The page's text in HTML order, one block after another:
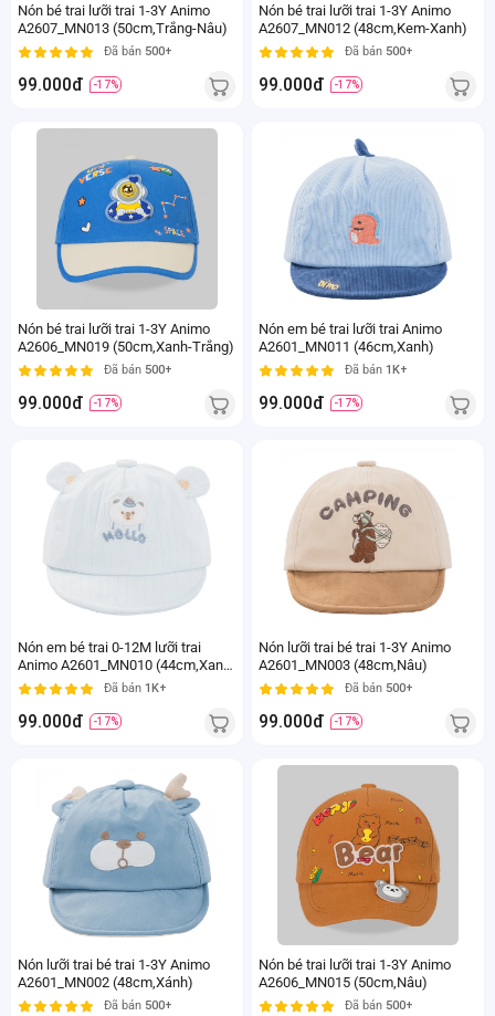
Nón bé trai lưỡi trai 1-3Y Animo
A2607_MN013 (50cm,Trắng-Nâu)
Đã bán 500+
99.000đ -17%
Nón bé trai lưỡi trai 1-3Y Animo
A2607_MN012 (48cm,Kem-Xanh)
Đã bán 500+
99.000đ -17%
Nón bé trai lưỡi trai 1-3Y Animo
A2606_MN019 (50cm,Xanh-Trắng)
Đã bán 500+
99.000đ -17%
Nón em bé trai lưỡi trai Animo
A2601_MN011 (46cm,Xanh)
Đã bán 1K+
99.000đ -17%
Nón em bé trai 0-12M lưỡi trai
Animo A2601_MN010 (44cm,Xanh
nhạt)
Đã bán 1K+
99.000đ -17%
Nón lưỡi trai bé trai 1-3Y Animo
A2601_MN003 (48cm,Nâu)
Đã bán 500+
99.000đ -17%
Nón lưỡi trai bé trai 1-3Y Animo
A2601_MN002 (48cm,Xánh)
Đã bán 500+
Nón bé trai lưỡi trai 1-3Y Animo
A2606_MN015 (50cm,Nâu)
Đã bán 500+